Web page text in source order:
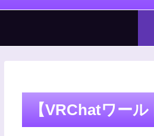
【VRChatワー